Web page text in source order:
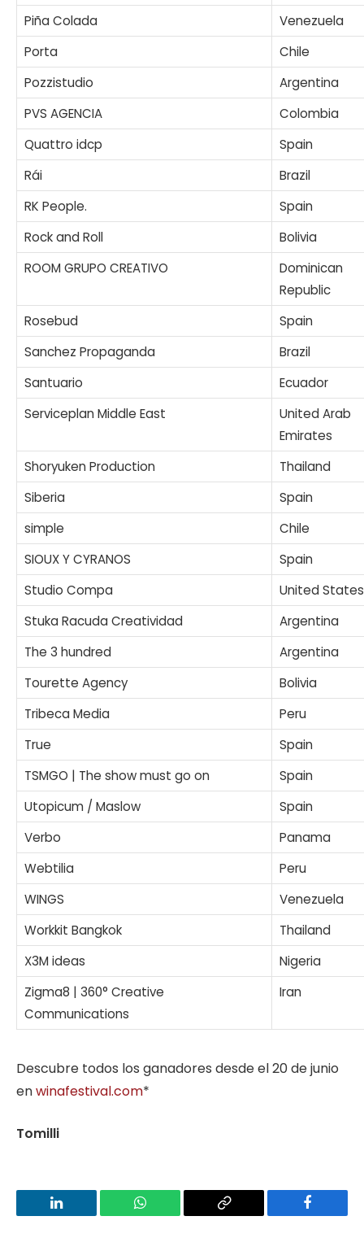
Piña Colada
Venezuela
Porta
Chile
Pozzistudio
Argentina
PVS AGENCIA
Colombia
Quattro idcp
Spain
Rái
Brazil
RK People.
Spain
Rock and Roll
Bolivia
ROOM GRUPO CREATIVO
Dominican
Republic
Rosebud
Spain
Sanchez Propaganda
Brazil
Santuario
Ecuador
Serviceplan Middle East
United Arab
Emirates
Shoryuken Production
Thailand
Siberia
Spain
simple
Chile
SIOUX Y CYRANOS
Spain
Studio Compa
United States
Stuka Racuda Creatividad
Argentina
The 3 hundred
Argentina
Tourette Agency
Bolivia
Tribeca Media
Peru
True
Spain
TSMGO | The show must go on
Spain
Utopicum / Maslow
Spain
Verbo
Panama
Webtilia
Peru
WINGS
Venezuela
Workkit Bangkok
Thailand
X3M ideas
Nigeria
Zigma8 | 360° Creative
Communications
Iran
Descubre todos los ganadores desde el 20 de junio
enwinafestival.com*
Tomilli
LinkedIn WhatsApp
Copy
Facebook